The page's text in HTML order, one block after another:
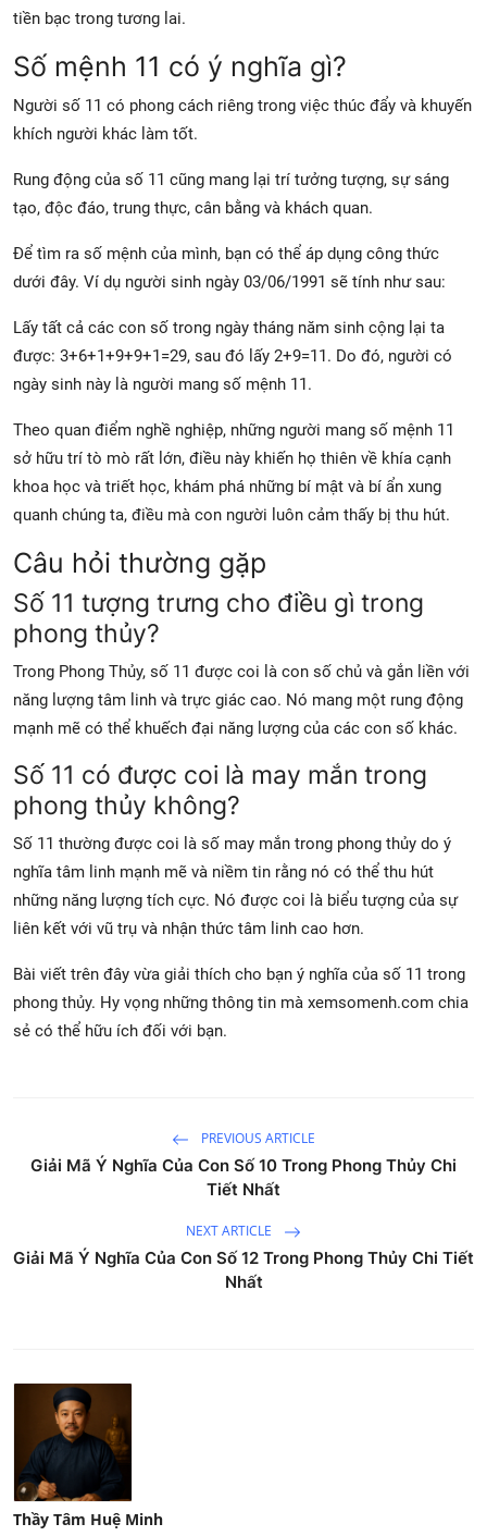
tiền bạc trong tương lai.
Số mệnh 11 có ý nghĩa gì?
Người số 11 có phong cách riêng trong việc thúc đẩy và khuyến
khích người khác làm tốt.
Rung động của số 11 cũng mang lại trí tưởng tượng, sự sáng
tạo, độc đáo, trung thực, cân bằng và khách quan.
Để tìm ra số mệnh của mình, bạn có thể áp dụng công thức
dưới đây. Ví dụ người sinh ngày 03/06/1991 sẽ tính như sau:
Lấy tất cả các con số trong ngày tháng năm sinh cộng lại ta
được: 3+6+1+9+9+1=29, sau đó lấy 2+9=11. Do đó, người có
ngày sinh này là người mang số mệnh 11.
Theo quan điểm nghề nghiệp, những người mang số mệnh 11
sở hữu trí tò mò rất lớn, điều này khiến họ thiên về khía cạnh
khoa học và triết học, khám phá những bí mật và bí ẩn xung
quanh chúng ta, điều mà con người luôn cảm thấy bị thu hút.
Câu hỏi thường gặp
Số 11 tượng trưng cho điều gì trong
phong thủy?
Trong Phong Thủy, số 11 được coi là con số chủ và gắn liền với
năng lượng tâm linh và trực giác cao. Nó mang một rung động
mạnh mẽ có thể khuếch đại năng lượng của các con số khác.
Số 11 có được coi là may mắn trong
phong thủy không?
Số 11 thường được coi là số may mắn trong phong thủy do ý
nghĩa tâm linh mạnh mẽ và niềm tin rằng nó có thể thu hút
những năng lượng tích cực. Nó được coi là biểu tượng của sự
liên kết với vũ trụ và nhận thức tâm linh cao hơn.
Bài viết trên đây vừa giải thích cho bạn ý nghĩa của số 11 trong
phong thủy. Hy vọng những thông tin mà xemsomenh.com chia
sẻ có thể hữu ích đối với bạn.
PREVIOUS ARTICLE
Giải Mã Ý Nghĩa Của Con Số 10 Trong Phong Thủy Chi
Tiết Nhất
NEXT ARTICLE
Giải Mã Ý Nghĩa Của Con Số 12 Trong Phong Thủy Chi Tiết
Nhất
Thầy Tâm Huệ Minh